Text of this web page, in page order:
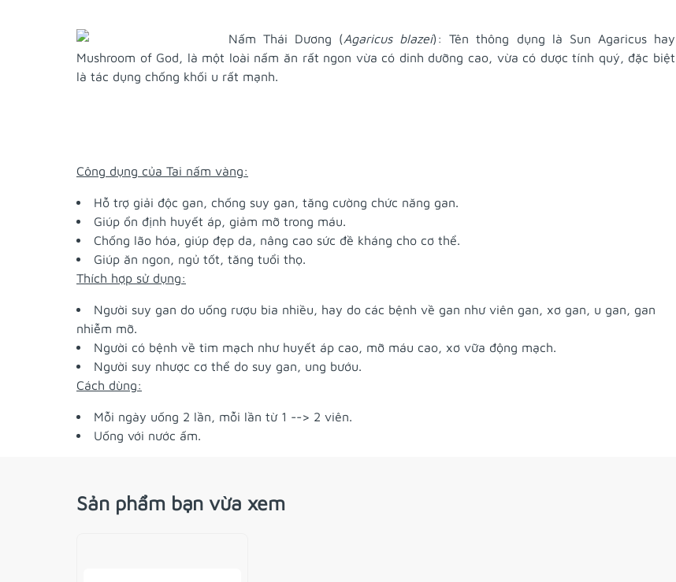
Nấm Thái Dương (Agaricus blazei): Tên thông dụng là Sun Agaricus hay
Mushroom of God, là một loài nấm ăn rất ngon vừa có dinh dưỡng cao, vừa có dược tính quý, đặc biệt
là tác dụng chống khối u rất mạnh.
Công dụng của Tai nấm vàng:
Hỗ trợ giải độc gan, chống suy gan, tăng cường chức năng gan.
Giúp ổn định huyết áp, giảm mỡ trong máu.
Chống lão hóa, giúp đẹp da, nâng cao sức đề kháng cho cơ thể.
Giúp ăn ngon, ngủ tốt, tăng tuổi thọ.
Thích hợp sử dụng:
Người suy gan do uống rượu bia nhiều, hay do các bệnh về gan như viên gan, xơ gan, u gan, gan
nhiễm mỡ.
Người có bệnh về tim mạch như huyết áp cao, mỡ máu cao, xơ vữa động mạch.
Người suy nhược cơ thể do suy gan, ung bướu.
Cách dùng:
Mỗi ngày uống 2 lần, mỗi lần từ 1 --> 2 viên.
Uống với nước ấm.
Sản phẩm bạn vừa xem